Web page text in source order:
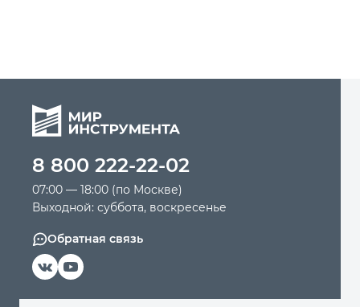
8 800 222-22-02
07:00 — 18:00 (по Москве)
Выходной: суббота, воскресенье
Обратная связь